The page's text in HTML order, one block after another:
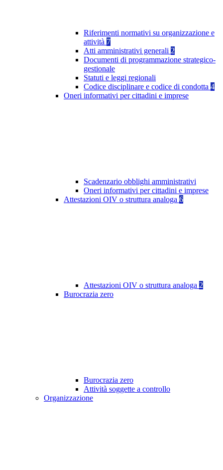
Riferimenti normativi su organizzazione e
attività 7
Atti amministrativi generali 2
Documenti di programmazione strategico-
gestionale
Statuti e leggi regionali
Codice disciplinare e codice di condotta 4
Oneri informativi per cittadini e imprese
Scadenzario obblighi amministrativi
Oneri informativi per cittadini e imprese
Attestazioni OIV o struttura analoga 6
Attestazioni OIV o struttura analoga 2
Burocrazia zero
Burocrazia zero
Attività soggette a controllo
Organizzazione